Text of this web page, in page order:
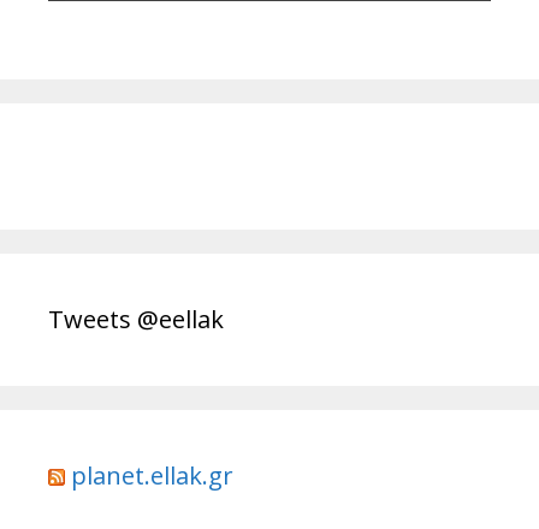
Tweets @eellak
planet.ellak.gr